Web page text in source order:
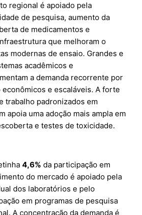
regional é apoiado pela
de pesquisa, aumento da
de medicamentos e
que melhoram o
modernas de ensaio. Grandes e
acadêmicos e
a demanda recorrente por
e escaláveis. A forte
trabalho padronizados em
apoia uma adoção mais ampla em
e testes de toxicidade.
4,6% da participação em
do mercado é apoiado pela
dos laboratórios e pelo
em programas de pesquisa
A concentração da demanda é